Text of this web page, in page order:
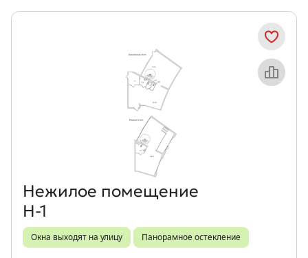
Объект месяца
Нежилое помещение
Н-1
Окна выходят на улицу Панорамное остекление